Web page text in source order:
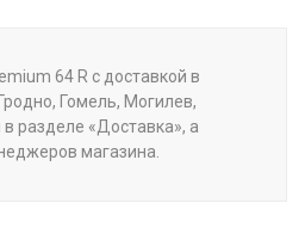
64 R с доставкой в
Гомель, Могилев,
разделе «Доставка», а
магазина.